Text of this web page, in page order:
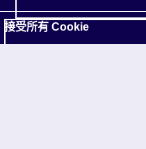
業英語技能，以便在工
Up加強英語技能，同時
作、領導力等。
接受所有 Cookie